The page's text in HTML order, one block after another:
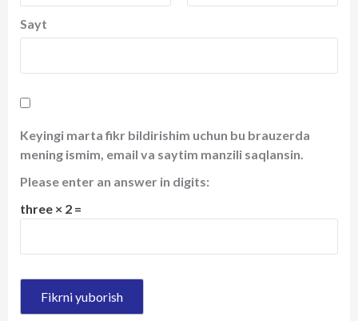
Sayt
Keyingi marta fikr bildirishim uchun bu brauzerda
mening ismim, email va saytim manzili saqlansin.
Please enter an answer in digits:
three × 2 =